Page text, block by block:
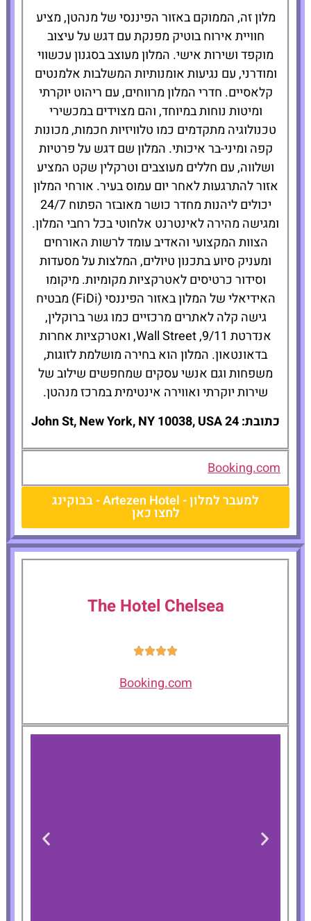
להזמנת
המלון לחצו
כאן
מלון זה, הממוקם באזור הפיננסי של מנהטן, מציע
חוויית אירוח בוטיק מפנקת עם דגש על עיצוב
מוקפד ושירות אישי. המלון מעוצב בסגנון עכשווי
ומודרני, עם נגיעות אומנותיות המשלבות אלמנטים
קלאסיים. חדרי המלון מרווחים, עם ריהוט יוקרתי
ומיטות נוחות במיוחד, והם מצוידים במכשירי
טכנולוגיה מתקדמים כמו טלוויזיות חכמות, מכונות
קפה ומיני-בר איכותי. המלון שם דגש על פרטיות
ושלווה, עם חללים מעוצבים וטרקלין שקט המציע
אזור להתרגעות לאחר יום עמוס בעיר. אורחי המלון
יכולים ליהנות מחדר כושר מאובזר הפתוח 24/7
ומגישה מהירה לאינטרנט אלחוטי בכל רחבי המלון.
הצוות המקצועי והאדיב עומד לרשות האורחים
ומעניק סיוע בתכנון טיולים, המלצות על מסעדות
וסידור כרטיסים לאטרקציות מקומיות. מיקומו
האידיאלי של המלון באזור הפיננסי (FiDi) מבטיח
גישה קלה לאתרים מרכזיים כמו גשר ברוקלין,
אנדרטת 9/11, Wall Street, ואטרקציות אחרות
בדאונטאון. המלון הוא בחירה מושלמת לזוגות,
משפחות וגם אנשי עסקים שמחפשים שילוב של
שירות יוקרתי ואווירה אינטימית במרכז מנהטן.
כתובת: 24 John St, New York, NY 10038, USA
Booking.com
למעבר למלון - Artezen Hotel - בבוקינג
לחצו כאן
The Hotel Chelsea
Booking.com